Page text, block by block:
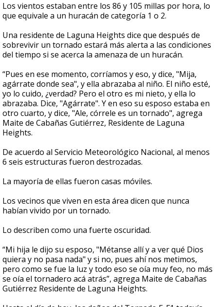
Los vientos estaban entre los 86 y 105 millas por hora, lo
que equivale a un huracán de categoría 1 o 2.
Una residente de Laguna Heights dice que después de
sobrevivir un tornado estará más alerta a las condiciones
del tiempo si se acerca la amenaza de un huracán.
“Pues en ese momento, corríamos y eso, y dice, "Mija,
agárrate donde sea", y ella abrazaba al niño. El niño esté,
yo lo cuido, ¿verdad? Pero el otro es mi nieto, y ella lo
abrazaba. Dice, "Agárrate". Y en eso su esposo estaba en
otro cuarto, y dice, "Ale, córrele es un tornado", agrega
Maite de Cabañas Gutiérrez, Residente de Laguna
Heights.
De acuerdo al Servicio Meteorológico Nacional, al menos
6 seis estructuras fueron destrozadas.
La mayoría de ellas fueron casas móviles.
Los vecinos que viven en esta área dicen que nunca
habían vivido por un tornado.
Lo describen como una fuerte oscuridad.
“Mi hija le dijo su esposo, "Métanse allí y a ver qué Dios
quiera y no pasa nada" y si no, pues ahí nos metimos,
pero como se fue la luz y todo eso se oía muy feo, no más
se oía el tornadero acá atrás”, agrega Maite de Cabañas
Gutiérrez Residente de Laguna Heights.